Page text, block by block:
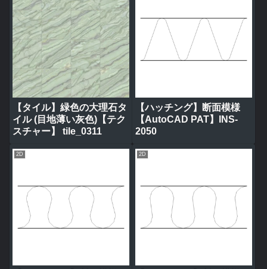
【タイル】緑色の大理石タ
イル (目地薄い灰色)【テク
スチャー】 tile_0311
【ハッチング】断面模様
【AutoCAD PAT】INS-
2050
2D 2D